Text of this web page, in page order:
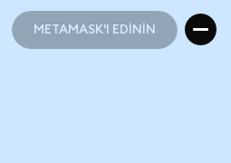
METAMASK'I EDİNİN